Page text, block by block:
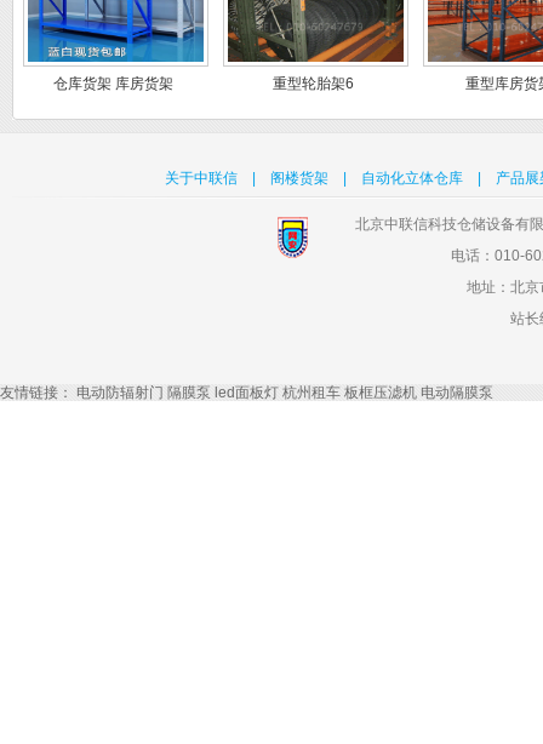
仓库货架 库房货架 重型轮胎架6 重型库房货
关于中联信 阁楼货架 自动化立体仓库 产品展
北京中联信科技仓储设备有
电话：010-
地址：北
站长
友情链接： 电动防辐射门 隔膜泵 led面板灯 杭州租车 板框压滤机 电动隔膜泵